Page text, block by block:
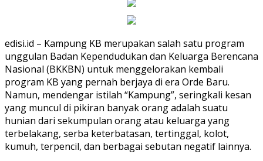
edisi.id – Kampung KB merupakan salah satu program
unggulan Badan Kependudukan dan Keluarga Berencana
Nasional (BKKBN) untuk menggelorakan kembali
program KB yang pernah berjaya di era Orde Baru.
Namun, mendengar istilah “Kampung”, seringkali kesan
yang muncul di pikiran banyak orang adalah suatu
hunian dari sekumpulan orang atau keluarga yang
terbelakang, serba keterbatasan, tertinggal, kolot,
kumuh, terpencil, dan berbagai sebutan negatif lainnya.